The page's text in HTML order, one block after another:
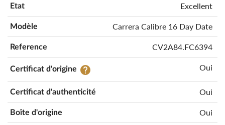
Etat Excellent
Modèle Carrera Calibre 16 Day Date
Reference CV2A84.FC6394
Certificat d'origine help Oui
Certificat d'authenticité Oui
Boîte d'origine Oui